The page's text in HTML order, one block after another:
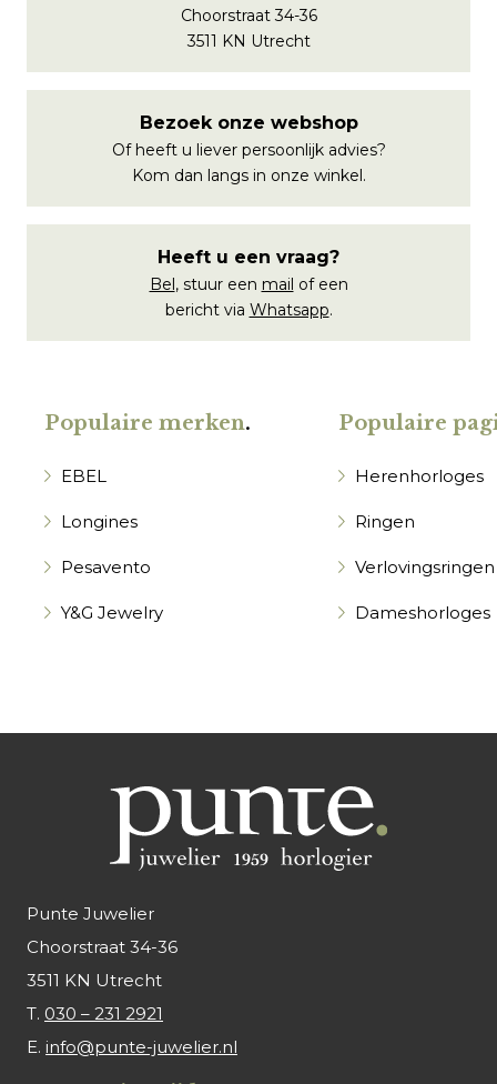
Choorstraat 34-36
3511 KN Utrecht
Bezoek onze webshop
Of heeft u liever persoonlijk advies?
Kom dan langs in onze winkel.
Heeft u een vraag?
Bel, stuur een mail of een
bericht via Whatsapp.
Populaire merken.
EBEL
Longines
Pesavento
Y&G Jewelry
Populaire
Herenhorloges
Ringen
Verlovingsringen
Dameshorloges
Punte Juwelier
Choorstraat 34-36
3511 KN Utrecht
T. 030 – 231 2921
E. info@punte-juwelier.nl